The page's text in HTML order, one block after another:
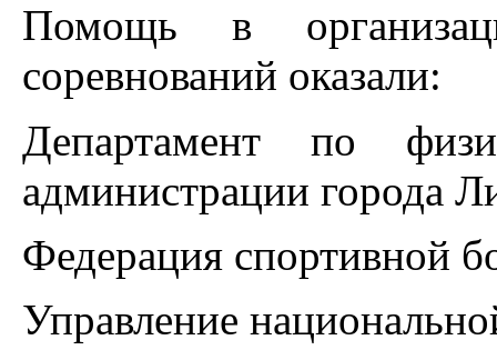
Помощь в
соревнований оказали:
Департамент по
администрации города
Федерация спортивной
Управление